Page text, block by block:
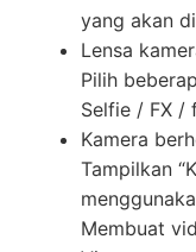
yang akan
Lensa
Pilih
Selfie / FX /
Kamera
Tampilkan
Membuat